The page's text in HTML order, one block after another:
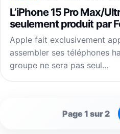
L’iPhone 15 Pro Max/
seulement produit par
Apple fait exclusivement
assembler ses téléphones
groupe ne sera pas seul…
Page 1 sur 2